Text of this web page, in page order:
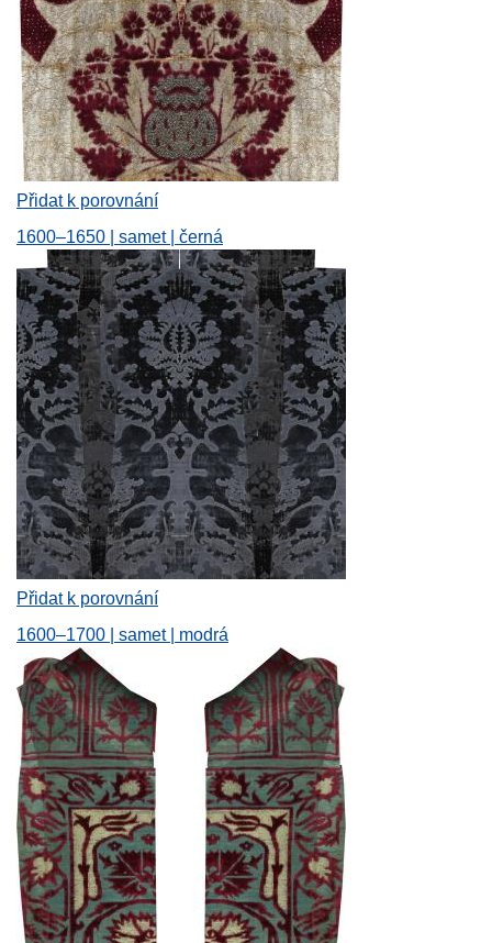
Přidat k porovnání
1600–1650 | samet | černá
Přidat k porovnání
1600–1700 | samet | modrá